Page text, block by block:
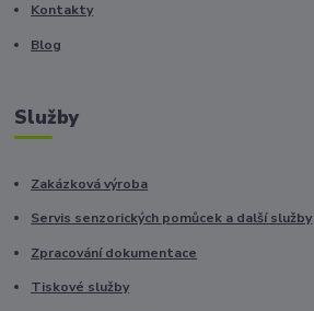
Kontakty
Blog
Služby
Zakázková výroba
Servis senzorických pomůcek a další služby
Zpracování dokumentace
Tiskové služby